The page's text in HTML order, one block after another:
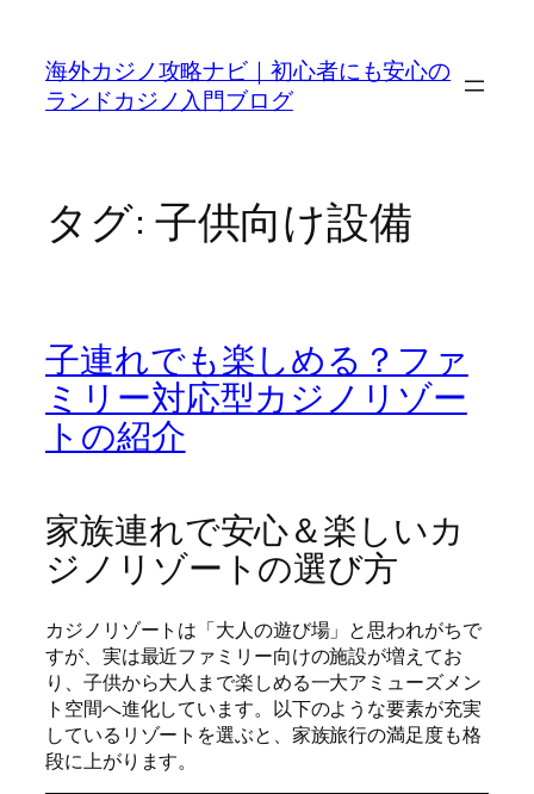
海外カジノ攻略ナビ｜初心者にも安心の
ランドカジノ入門ブログ
タグ: 子供向け設備
子連れでも楽しめる？ファ
ミリー対応型カジノリゾー
トの紹介
家族連れで安心＆楽しいカ
ジノリゾートの選び方
カジノリゾートは「大人の遊び場」と思われがちで
すが、実は最近ファミリー向けの施設が増えてお
り、子供から大人まで楽しめる一大アミューズメン
ト空間へ進化しています。以下のような要素が充実
しているリゾートを選ぶと、家族旅行の満足度も格
段に上がります。